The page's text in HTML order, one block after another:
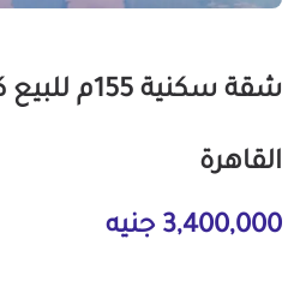
شقة سكنية
القاهرة
3,400,000 جنيه